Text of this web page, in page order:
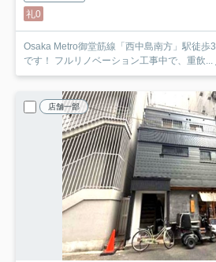
礼0
Osaka Metro御堂筋線「西中島南方」駅徒歩
です！ フルリノベーション工事中で、重飲...
店舗一部